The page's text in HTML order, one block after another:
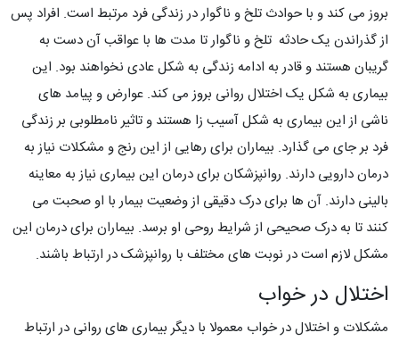
بروز می کند و با حوادث تلخ و ناگوار در زندگی فرد مرتبط است. افراد پس
از گذراندن یک حادثه تلخ و ناگوار تا مدت ها با عواقب آن دست به
گریبان هستند و قادر به ادامه زندگی به شکل عادی نخواهند بود. این
بیماری به شکل یک اختلال روانی بروز می کند. عوارض و پیامد های
ناشی از این بیماری به شکل آسیب زا هستند و تاثیر نامطلوبی بر زندگی
فرد بر جای می گذارد. بیماران برای رهایی از این رنج و مشکلات نیاز به
درمان دارویی دارند. روانپزشکان برای درمان این بیماری نیاز به معاینه
بالینی دارند. آن ها برای درک دقیقی از وضعیت بیمار با او صحبت می
کنند تا به درک صحیحی از شرایط روحی او برسد. بیماران برای درمان این
مشکل لازم است در نوبت های مختلف با روانپزشک در ارتباط باشند.
اختلال در خواب
مشکلات و اختلال در خواب معمولا با دیگر بیماری های روانی در ارتباط